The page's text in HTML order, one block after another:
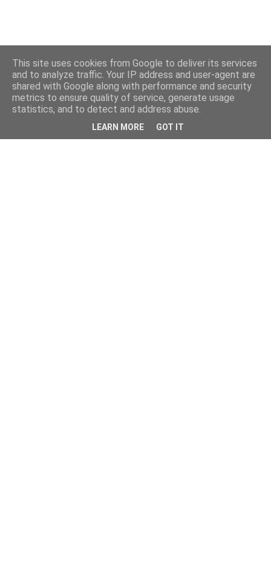
This site uses cookies from Google to deliver its services
and to analyze traffic. Your IP address and user-agent are
shared with Google along with performance and security
metrics to ensure quality of service, generate usage
statistics, and to detect and address abuse.
LEARN MORE GOT IT